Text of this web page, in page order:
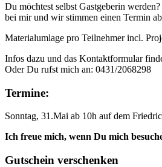
Du möchtest selbst Gastgeberin
bei mir und wir stimmen einen Termin
Materialumlage pro Teilnehmer incl.
Infos dazu und das Kontaktformular
Oder Du rufst mich an: 0431/2068298
Termine:
Sonntag, 31.Mai ab 10h auf dem
Ich freue mich, wenn Du mich
Gutschein verschenken